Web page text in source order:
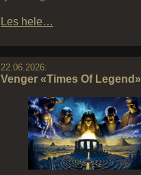
Les hele…
22.06.2026:
Venger «Times Of Legend»